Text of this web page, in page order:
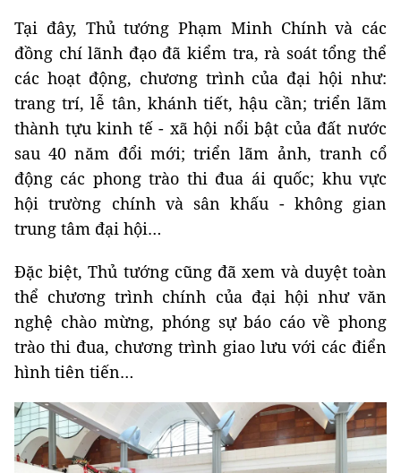
Tại đây, Thủ tướng Phạm Minh Chính và các
đồng chí lãnh đạo đã kiểm tra, rà soát tổng thể
các hoạt động, chương trình của đại hội như:
trang trí, lễ tân, khánh tiết, hậu cần; triển lãm
thành tựu kinh tế - xã hội nổi bật của đất nước
sau 40 năm đổi mới; triển lãm ảnh, tranh cổ
động các phong trào thi đua ái quốc; khu vực
hội trường chính và sân khấu - không gian
trung tâm đại hội…
Đặc biệt, Thủ tướng cũng đã xem và duyệt toàn
thể chương trình chính của đại hội như văn
nghệ chào mừng, phóng sự báo cáo về phong
trào thi đua, chương trình giao lưu với các điển
hình tiên tiến…